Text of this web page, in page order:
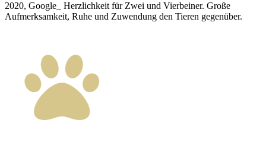
2020, Google_ Herzlichkeit für Zwei und Vierbeiner. Große
Aufmerksamkeit, Ruhe und Zuwendung den Tieren gegenüber.